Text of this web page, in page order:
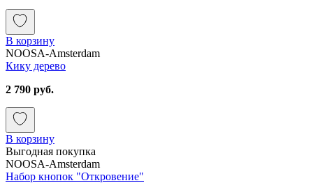
В корзину
NOOSA-Amsterdam
Кику дерево
2 790 руб.
В корзину
Выгодная покупка
NOOSA-Amsterdam
Набор кнопок "Откровение"